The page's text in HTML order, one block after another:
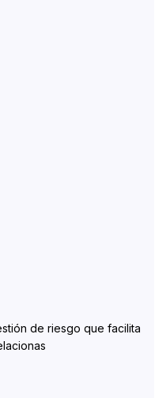
de riesgo que facilita